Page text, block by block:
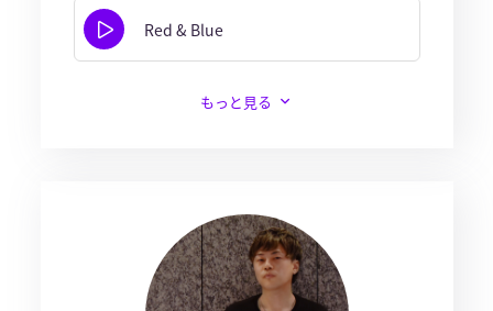
Red & Blue
もっと見る